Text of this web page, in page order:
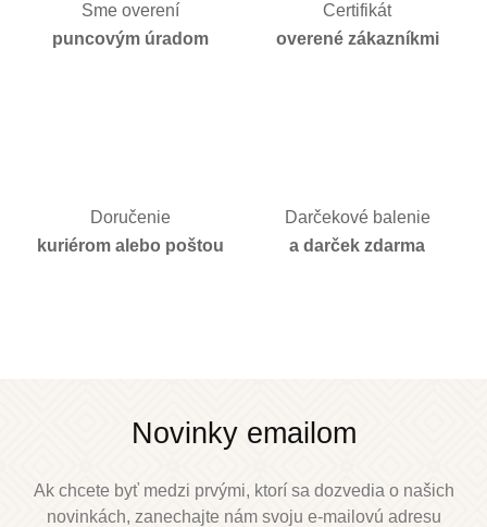
Sme overení
puncovým úradom
Certifikát
overené zákazníkmi
Doručenie
kuriérom alebo poštou
Darčekové balenie
a darček zdarma
Novinky emailom
Ak chcete byť medzi prvými, ktorí sa dozvedia o našich
novinkách, zanechajte nám svoju e-mailovú adresu